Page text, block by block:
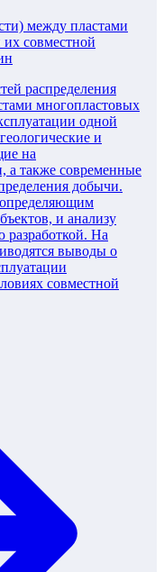
между пластами
совместной
распределения
многопластовых
одной
и
на
а также современные
добычи.
и анализу
разработкой. На
выводы о
совместной